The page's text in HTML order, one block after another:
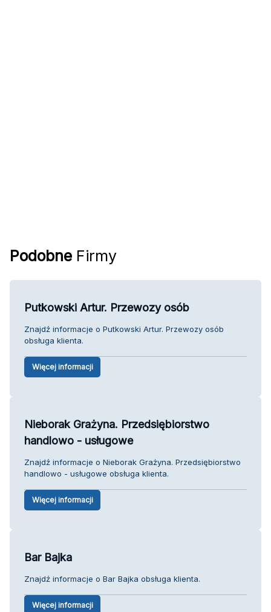
Podobne Firmy
Putkowski Artur. Przewozy osób
Znajdź informacje o Putkowski Artur. Przewozy osób
obsługa klienta.
Więcej informacji
Nieborak Grażyna. Przedsiębiorstwo
handlowo - usługowe
Znajdź informacje o Nieborak Grażyna. Przedsiębiorstwo
handlowo - usługowe obsługa klienta.
Więcej informacji
Bar Bajka
Znajdź informacje o Bar Bajka obsługa klienta.
Więcej informacji